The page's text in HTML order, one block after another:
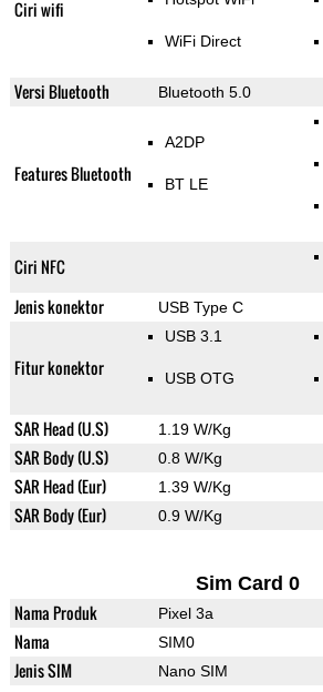
Ciri wifi
WiFi Direct
Versi Bluetooth Bluetooth 5.0
Features Bluetooth
A2DP
BT LE
Ciri NFC
Jenis konektor USB Type C
Fitur konektor
USB 3.1
USB OTG
SAR Head (U.S) 1.19 W/Kg
SAR Body (U.S) 0.8 W/Kg
SAR Head (Eur) 1.39 W/Kg
SAR Body (Eur) 0.9 W/Kg
Sim Card 0
Nama Produk Pixel 3a
Nama SIM0
Jenis SIM Nano SIM